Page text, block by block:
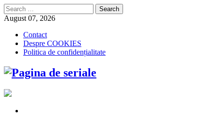
Search
for:
August 07, 2026
Contact
Despre COOKIES
Politica de confidențialitate